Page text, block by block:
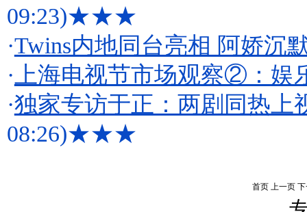
09:23)★★★
·Twins内地同台亮相 阿娇沉
· 上海电视节市场观察②：娱
·独家专访于正：两剧同热上
08:26)★★★
首页 上一页